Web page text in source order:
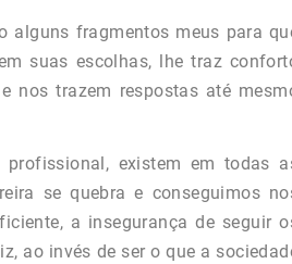
alguns fragmentos meus para
suas escolhas, lhe traz
nos trazem respostas até
existem em todas
se quebra e conseguimos
a insegurança de seguir
ao invés de ser o que a